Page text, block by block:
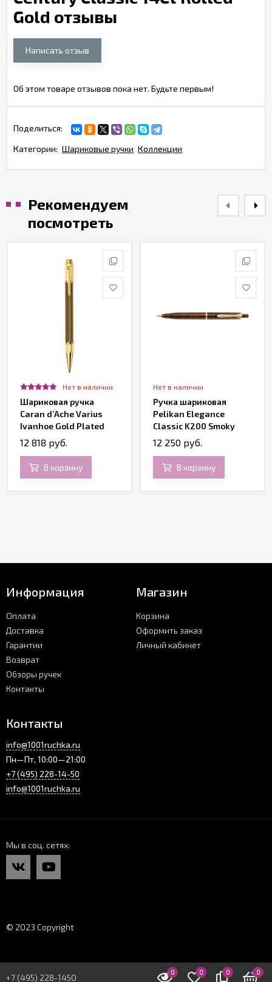
Gold отзывы
Написать отзыв
Об этом товаре отзывов пока нет. Будьте первым!
Поделиться:
Категории: Шариковые ручки Коллекции
Рекомендуем
посмотреть
Нет в наличии
Шариковая ручка
Caran d’Ache Varius
Ivanhoe Gold Plated
12 818 руб.
В корзину
Нет в наличии
Ручка шариковая
Pelikan Elegance
Classic K200 Smoky
Quartz GT Special
12 250 руб.
В корзину
Информация
Оплата
Доставка
Гарантии
Возврат
Обзоры ручек
Контакты
Магазин
Корзина
Оформить заказ
Личный кабинет
Контакты
info@1001ruchka.ru
Пн—Пт, 10:00—21:00
+7 (495) 228-14-50
info@1001ruchka.ru
Мы в соц. сетях
© 2023 Copyright
0 0 0 0
+7 (495) 228-1450